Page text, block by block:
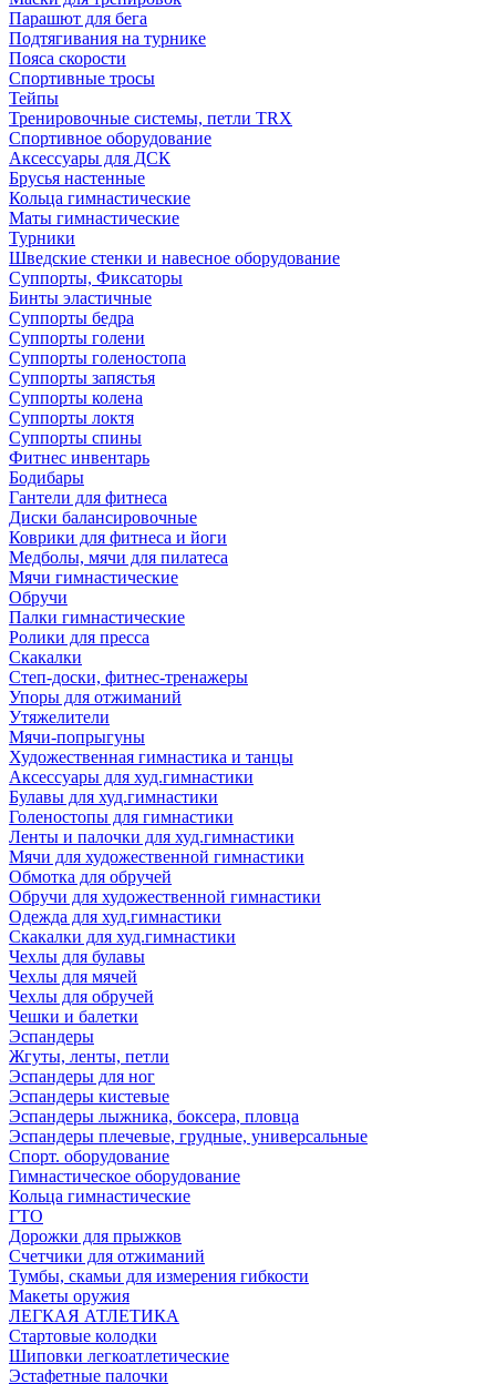
Парашют для бега
Подтягивания на турнике
Пояса скорости
Спортивные тросы
Тейпы
Тренировочные системы, петли TRX
Спортивное оборудование
Аксессуары для ДСК
Брусья настенные
Кольца гимнастические
Маты гимнастические
Турники
Шведские стенки и навесное оборудование
Суппорты, Фиксаторы
Бинты эластичные
Суппорты бедра
Суппорты голени
Суппорты голеностопа
Суппорты запястья
Суппорты колена
Суппорты локтя
Суппорты спины
Фитнес инвентарь
Бодибары
Гантели для фитнеса
Диски балансировочные
Коврики для фитнеса и йоги
Медболы, мячи для пилатеса
Мячи гимнастические
Обручи
Палки гимнастические
Ролики для пресса
Скакалки
Степ-доски, фитнес-тренажеры
Упоры для отжиманий
Утяжелители
Мячи-попрыгуны
Художественная гимнастика и танцы
Аксессуары для худ.гимнастики
Булавы для худ.гимнастики
Голеностопы для гимнастики
Ленты и палочки для худ.гимнастики
Мячи для художественной гимнастики
Обмотка для обручей
Обручи для художественной гимнастики
Одежда для худ.гимнастики
Скакалки для худ.гимнастики
Чехлы для булавы
Чехлы для мячей
Чехлы для обручей
Чешки и балетки
Эспандеры
Жгуты, ленты, петли
Эспандеры для ног
Эспандеры кистевые
Эспандеры лыжника, боксера, пловца
Эспандеры плечевые, грудные, универсальные
Спорт. оборудование
Гимнастическое оборудование
Кольца гимнастические
ГТО
Дорожки для прыжков
Счетчики для отжиманий
Тумбы, скамьи для измерения гибкости
Макеты оружия
ЛЕГКАЯ АТЛЕТИКА
Стартовые колодки
Шиповки легкоатлетические
Эстафетные палочки